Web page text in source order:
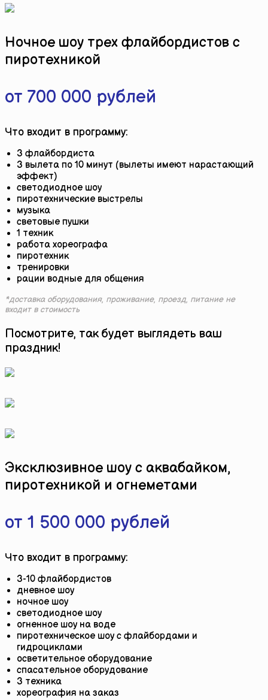
Ночное шоу трех флайбордистов с
пиротехникой
от 700 000 рублей
Что входит в программу:
3 флайбордиста
3 вылета по 10 минут (вылеты имеют нарастающий
эффект)
светодиодное шоу
пиротехнические выстрелы
музыка
световые пушки
1 техник
работа хореографа
пиротехник
тренировки
рации водные для общения
*доставка оборудования, проживание, проезд, питание не
входит в стоимость
Посмотрите, так будет выглядеть ваш
праздник!
Эксклюзивное шоу с аквабайком,
пиротехникой и огнеметами
от 1 500 000 рублей
Что входит в программу:
3-10 флайбордистов
дневное шоу
ночное шоу
светодиодное шоу
огненное шоу на воде
пиротехническое шоу с флайбордами и
гидроциклами
осветительное оборудование
спасательное оборудование
3 техника
хореография на заказ